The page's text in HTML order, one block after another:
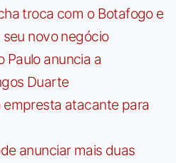
troca com o Botafogo e
novo negócio
Paulo anuncia a
Duarte
empresta atacante para
anunciar mais duas